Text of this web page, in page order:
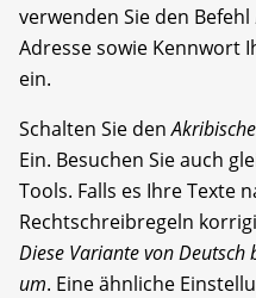
verwenden Sie den Befehl
Adresse sowie Kennwort
ein.
Schalten Sie den
Ein. Besuchen Sie auch
Tools. Falls es Ihre Texte
Rechtschreibregeln
Diese Variante von Deutsch
um. Eine ähnliche